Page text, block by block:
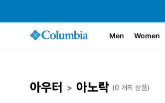
Men Women
아우터 > 아노락 (0 개의 상품)